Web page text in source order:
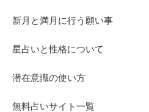
新月と満月に行う願い事
星占いと性格について
潜在意識の使い方
無料占いサイト一覧